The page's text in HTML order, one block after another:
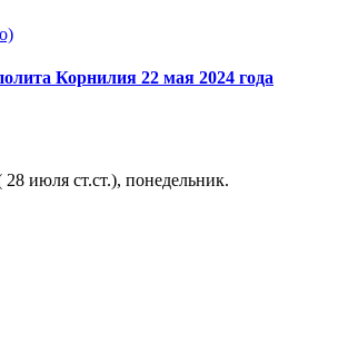
Корнилия 22 мая 2024 года
28 июля ст.ст.), понедельник.